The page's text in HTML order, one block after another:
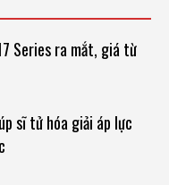
Series ra mắt, giá từ
sĩ tử hóa giải áp lực